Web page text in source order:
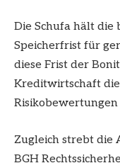
Die Schufa hält die
Speicherfrist für
diese Frist der
Kreditwirtschaft
Zugleich strebt die
BGH